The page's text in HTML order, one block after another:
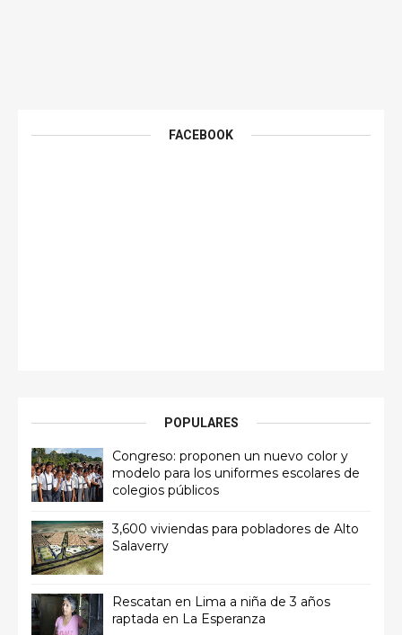
FACEBOOK
POPULARES
Congreso: proponen un nuevo color y
modelo para los uniformes escolares de
colegios públicos
3,600 viviendas para pobladores de Alto
Salaverry
Rescatan en Lima a niña de 3 años
raptada en La Esperanza